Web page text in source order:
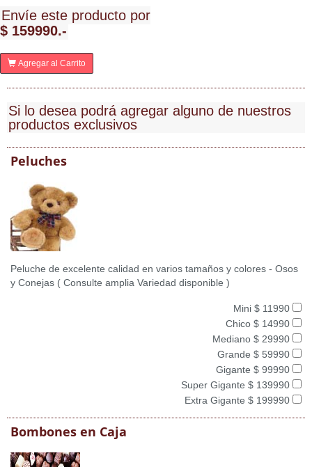
Envíe este producto por
$ 159990.-
Agregar al Carrito
Si lo desea podrá agregar alguno de nuestros
productos exclusivos
Peluches
Peluche de excelente calidad en varios tamaños y colores - Osos
y Conejas ( Consulte amplia Variedad disponible )
Mini $ 11990
Chico $ 14990
Mediano $ 29990
Grande $ 59990
Gigante $ 99990
Super Gigante $ 139990
Extra Gigante $ 199990
Bombones en Caja